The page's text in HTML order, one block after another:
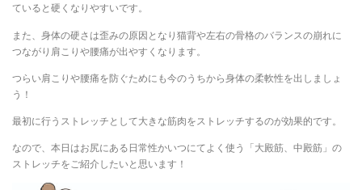
ていると硬くなりやすいです。
また、身体の硬さは歪みの原因となり猫背や左右の骨格のバランスの崩れに
つながり肩こりや腰痛が出やすくなります。
つらい肩こりや腰痛を防ぐためにも今のうちから身体の柔軟性を出しましょ
う！
最初に行うストレッチとして大きな筋肉をストレッチするのが効果的です。
なので、本日はお尻にある日常性かいつにてよく使う「大殿筋、中殿筋」の
ストレッチをご紹介したいと思います！